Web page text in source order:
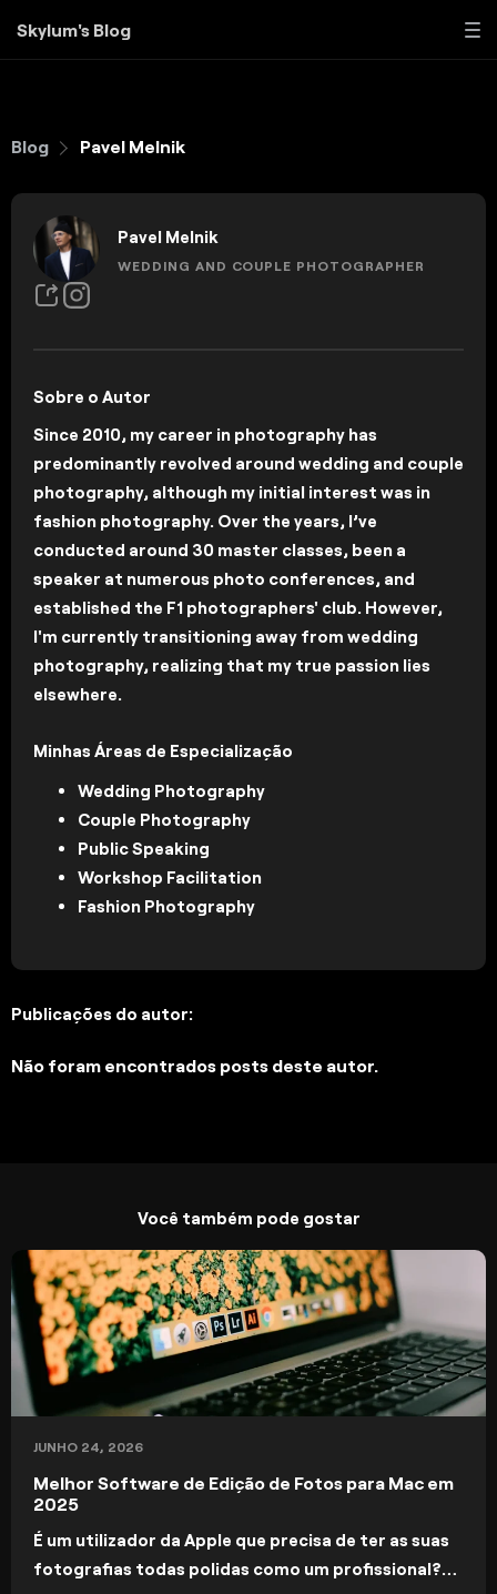
Skylum's Blog
Blog Pavel Melnik
Pavel Melnik
WEDDING AND COUPLE PHOTOGRAPHER
Sobre o Autor
Since 2010, my career in photography has
predominantly revolved around wedding and couple
photography, although my initial interest was in
fashion photography. Over the years, I’ve
conducted around 30 master classes, been a
speaker at numerous photo conferences, and
established the F1 photographers' club. However,
I'm currently transitioning away from wedding
photography, realizing that my true passion lies
elsewhere.
Minhas Áreas de Especialização
Wedding Photography
Couple Photography
Public Speaking
Workshop Facilitation
Fashion Photography
Publicações do autor:
Não foram encontrados posts deste autor.
Você também pode gostar
JUNHO 24, 2026
Melhor Software de Edição de Fotos para Mac em
2025
É um utilizador da Apple que precisa de ter as suas
fotografias todas polidas como um profissional?